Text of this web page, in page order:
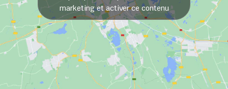
marketing et activer ce contenu